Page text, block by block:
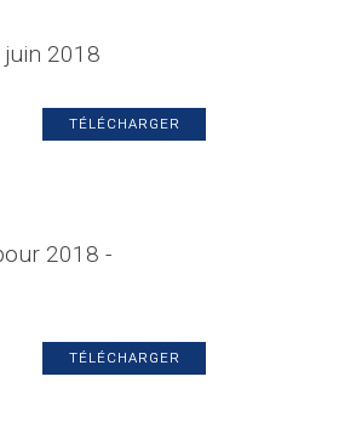
juin 2018
TÉLÉCHARGER
2018 -
TÉLÉCHARGER